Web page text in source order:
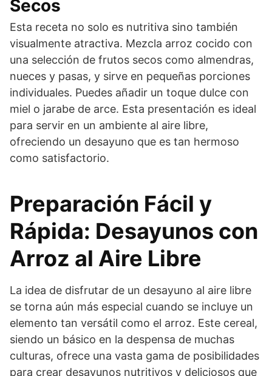
Secos
Esta receta no solo es nutritiva sino también
visualmente atractiva. Mezcla arroz cocido con
una selección de frutos secos como almendras,
nueces y pasas, y sirve en pequeñas porciones
individuales. Puedes añadir un toque dulce con
miel o jarabe de arce. Esta presentación es ideal
para servir en un ambiente al aire libre,
ofreciendo un desayuno que es tan hermoso
como satisfactorio.
Preparación Fácil y
Rápida: Desayunos con
Arroz al Aire Libre
La idea de disfrutar de un desayuno al aire libre
se torna aún más especial cuando se incluye un
elemento tan versátil como el arroz. Este cereal,
siendo un básico en la despensa de muchas
culturas, ofrece una vasta gama de posibilidades
para crear desayunos nutritivos y deliciosos que